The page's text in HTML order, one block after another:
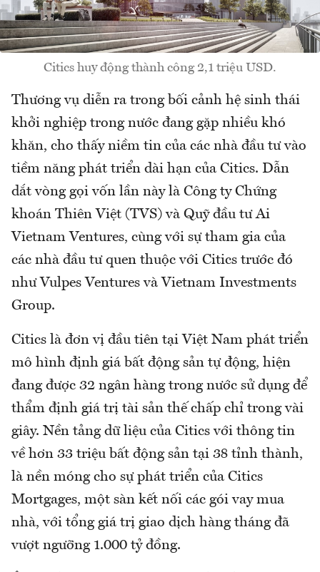
Citics huy động thành công 2,1 triệu USD.
Thương vụ diễn ra trong bối cảnh hệ sinh thái
khởi nghiệp trong nước đang gặp nhiều khó
khăn, cho thấy niềm tin của các nhà đầu tư vào
tiềm năng phát triển dài hạn của Citics. Dẫn
dắt vòng gọi vốn lần này là Công ty Chứng
khoán Thiên Việt (TVS) và Quỹ đầu tư Ai
Vietnam Ventures, cùng với sự tham gia của
các nhà đầu tư quen thuộc với Citics trước đó
như Vulpes Ventures và Vietnam Investments
Group.
Citics là đơn vị đầu tiên tại Việt Nam phát triển
mô hình định giá bất động sản tự động, hiện
đang được 32 ngân hàng trong nước sử dụng để
thẩm định giá trị tài sản thế chấp chỉ trong vài
giây. Nền tảng dữ liệu của Citics với thông tin
về hơn 33 triệu bất động sản tại 38 tỉnh thành,
là nền móng cho sự phát triển của Citics
Mortgages, một sàn kết nối các gói vay mua
nhà, với tổng giá trị giao dịch hàng tháng đã
vượt ngưỡng 1.000 tỷ đồng.